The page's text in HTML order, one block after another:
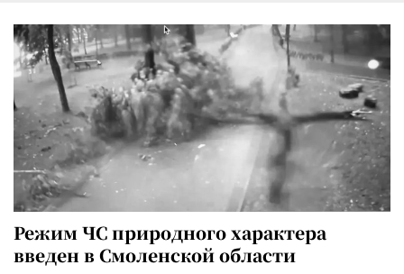
Режим ЧС природного характера
введен в Смоленской области